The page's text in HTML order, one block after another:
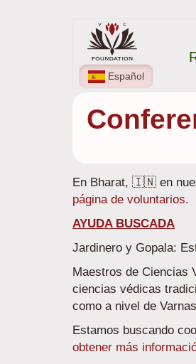
Español
principal
En Bharat, 🇮🇳 en
página de voluntarios.
AYUDA BUSCADA
Jardinero y Gopala:
Maestros de Ciencias
ciencias védicas
como a nivel de
Estamos buscando
obtener más